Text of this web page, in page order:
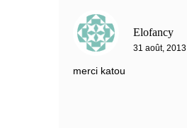
Elofancy
31 août, 2013
merci katou